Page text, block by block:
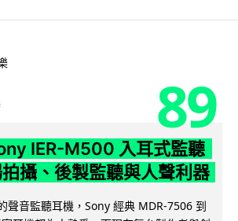
89
IER-M500 入耳式監聽
攝、後製監聽與人聲利器
聲音監聽耳機，Sony 經典 MDR-7506 到